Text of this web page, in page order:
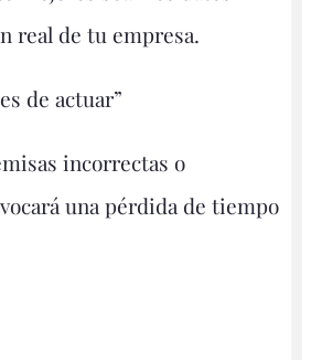
real de tu empresa.
de actuar”
incorrectas o
una pérdida de tiempo